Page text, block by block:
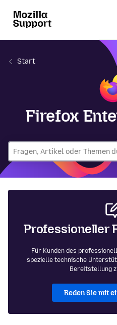
Start
Firefox
Professioneller
Für Kunden des
spezielle technische
Bereitstellung
Reden Sie mit